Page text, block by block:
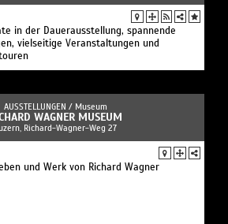
in der Dauerausstellung, spannende
vielseitige Veranstaltungen und
AUSSTELLUNGEN / Museum
WAGNER MUSEUM
Richard-Wagner-Weg 27
und Werk von Richard Wagner